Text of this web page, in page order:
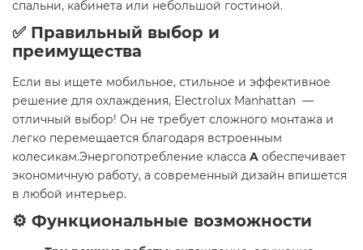
спальни, кабинета или небольшой гостиной. ​
✅ Правильный выбор и
преимущества
Если вы ищете мобильное, стильное и эффективное
решение для охлаждения, Electrolux Manhattan —
отличный выбор! Он не требует сложного монтажа и
легко перемещается благодаря встроенным
колесикам.Энергопотребление класса A обеспечивает
экономичную работу, а современный дизайн впишется
в любой интерьер. ​
⚙️ Функциональные возможности